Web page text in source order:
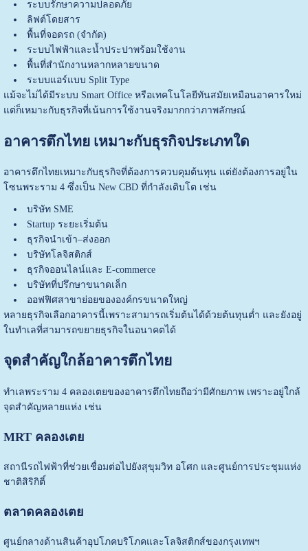
ระบบรักษาความปลอดภัย
ลิฟต์โดยสาร
พื้นที่จอดรถ (จำกัด)
ระบบไฟฟ้าและน้ำประปาพร้อมใช้งาน
พื้นที่สำนักงานหลากหลายขนาด
ระบบแอร์แบบ Split Type
แม้จะไม่ได้มีระบบ Smart Office หรือเทคโนโลยีทันสมัยเหมือนอาคารใหม่
แต่ก็เหมาะกับธุรกิจที่เน้นการใช้งานจริงมากกว่าภาพลักษณ์
อาคารตึกไทย เหมาะกับธุรกิจประเภทใด
อาคารตึกไทยเหมาะกับธุรกิจที่ต้องการควบคุมต้นทุน แต่ยังต้องการอยู่ใน
โซนพระราม 4 ซึ่งเป็น New CBD ที่กำลังเติบโต เช่น
บริษัท SME
Startup ระยะเริ่มต้น
ธุรกิจนำเข้า–ส่งออก
บริษัทโลจิสติกส์
ธุรกิจออนไลน์และ E-commerce
บริษัทที่ปรึกษาขนาดเล็ก
ออฟฟิศสาขาย่อยขององค์กรขนาดใหญ่
หลายธุรกิจเลือกอาคารนี้เพราะสามารถเริ่มต้นได้ด้วยต้นทุนต่ำ และยังอยู่
ในทำเลที่สามารถขยายธุรกิจในอนาคตได้
จุดสำคัญใกล้อาคารตึกไทย
ทำเลพระราม 4 คลองเตยของอาคารตึกไทยถือว่ามีศักยภาพ เพราะอยู่ใกล้
จุดสำคัญหลายแห่ง เช่น
MRT คลองเตย
สถานีรถไฟฟ้าที่ช่วยเชื่อมต่อไปยังสุขุมวิท อโศก และศูนย์การประชุมแห่ง
ชาติสิริกิติ์
ตลาดคลองเตย
ศูนย์กลางด้านสินค้าอุปโภคบริโภคและโลจิสติกส์ของกรุงเทพฯ